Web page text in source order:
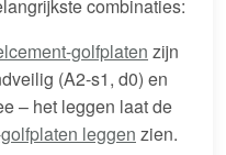
combinaties:
golfplaten zijn
(A2-s1, d0) en
– het leggen laat de
leggen zien.